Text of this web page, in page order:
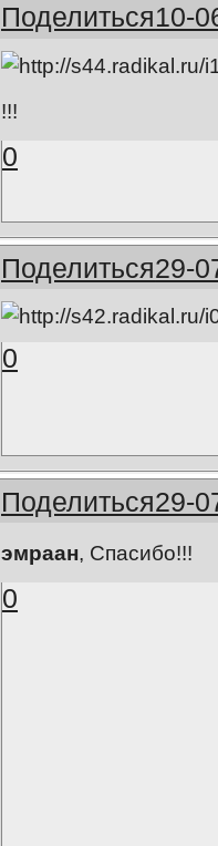
Поделиться10-
!!!
0
Поделиться29-
0
Поделиться29-
эмраан, Спасибо!!!
0